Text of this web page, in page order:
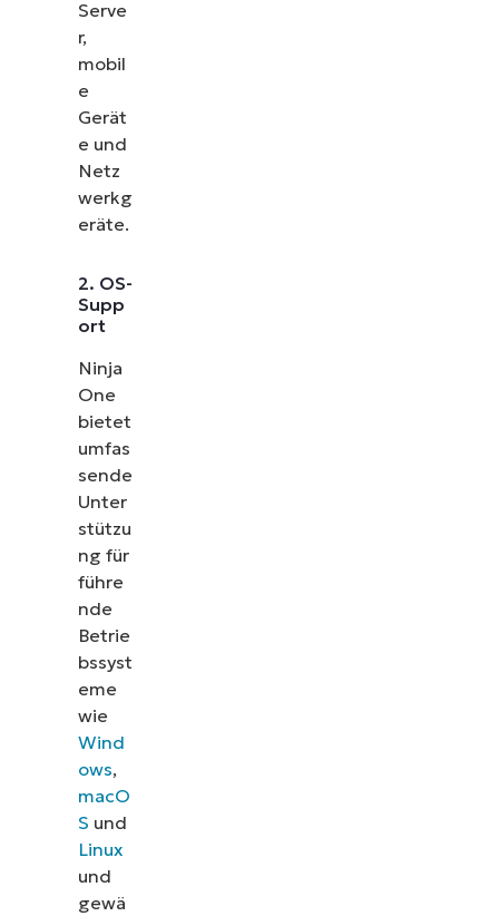
Serve
r,
mobil
e
Gerät
e und
Netz
werkg
eräte.
2. OS-
Supp
ort
Ninja
One
bietet
umfas
sende
Unter
stützu
ng für
führe
nde
Betrie
bssyst
eme
wie
Wind
ows,
macO
S und
Linux
und
gewä